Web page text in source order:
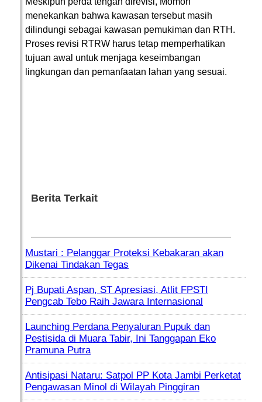
menekankan bahwa kawasan tersebut masih
dilindungi sebagai kawasan pemukiman dan RTH.
Proses revisi RTRW harus tetap memperhatikan
tujuan awal untuk menjaga keseimbangan
lingkungan dan pemanfaatan lahan yang sesuai.
Berita Terkait
Mustari : Pelanggar Proteksi Kebakaran akan
Dikenai Tindakan Tegas
Pj Bupati Aspan, ST Apresiasi, Atlit FPSTI
Pengcab Tebo Raih Jawara Internasional
Launching Perdana Penyaluran Pupuk dan
Pestisida di Muara Tabir, Ini Tanggapan Eko
Pramuna Putra
Antisipasi Nataru: Satpol PP Kota Jambi Perketat
Pengawasan Minol di Wilayah Pinggiran